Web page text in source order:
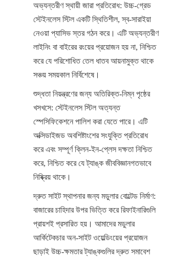
অভ্যন্তরীণ স্থায়ী জারা প্রতিরোধ: উচ্চ-গ্রেড
স্টেইনলেস স্টিল একটি স্থিতিশীল, স্ব-সারাইয়া
নেওয়া প্যাসিভ স্তর গঠন করে। এটি অভ্যন্তরীণ
লাইনিং বা বাইরের রংয়ের প্রয়োজন হয় না, নিশ্চিত
করে যে পরিশোধিত তেল ধাতব আয়নামুক্ত থাকে
সঞ্চয় সময়কাল নির্বিশেষে।
শুদ্ধতা নিয়ন্ত্রণের জন্য অতিরিক্ত-নিম্ন পৃষ্ঠের
খসখসে: স্টেইনলেস স্টিল অত্যন্ত
স্পেসিফিকেশনে পালিশ করা যেতে পারে। এটি
অক্সিডাইজড অবশিষ্টাংশের সংযুক্তি প্রতিরোধ
করে এবং সম্পূর্ণ ক্লিন-ইন-প্লেস দক্ষতা নিশ্চিত
করে, নিশ্চিত করে যে ট্যাঙ্ক জীববিজ্ঞানগতভাবে
নিষ্ক্রিয় থাকে।
দ্রুত সাইট স্থাপনার জন্য মডুলার বোল্টেড নির্মাণ:
বাজারের চাহিদার উপর ভিত্তি করে রিফাইনারিগুলি
প্রায়শই প্রসারিত হয়। আমাদের মডুলার
আর্কিটেকচার অন-সাইট ওয়েল্ডিংয়ের প্রয়োজন
ছাড়াই উচ্চ-ক্ষমতার ট্যাঙ্কগুলির দ্রুত সমাবেশ